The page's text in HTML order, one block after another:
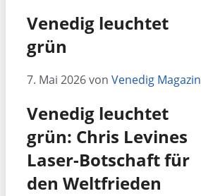
Venedig leuchtet
grün
7. Mai 2026von Venedig Magazin
Venedig leuchtet
grün: Chris Levines
Laser-Botschaft für
den Weltfrieden